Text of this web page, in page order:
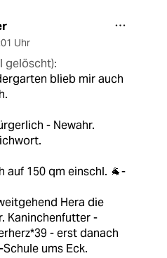
Uhr
gelöscht):
blieb mir auch
- Newahr.
auf 150 qm einschl. 🐐-
Hera die
Kaninchenfutter -
- erst danach
ums Eck.